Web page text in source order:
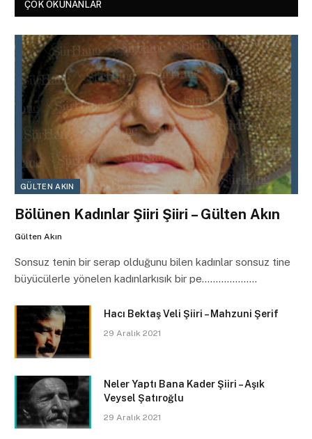
ÇOK OKUNANLAR
GÜLTEN AKIN
Bölünen Kadınlar Şiiri Şiiri – Gülten Akın
Gülten Akın
Sonsuz tenin bir serap olduğunu bilen kadınlar sonsuz tine
büyücülerle yönelen kadınlarkısık bir pe………………..
Hacı Bektaş Veli Şiiri – Mahzuni Şerif
29 Aralık 2021
Neler Yaptı Bana Kader Şiiri – Aşık
Veysel Şatıroğlu
29 Aralık 2021